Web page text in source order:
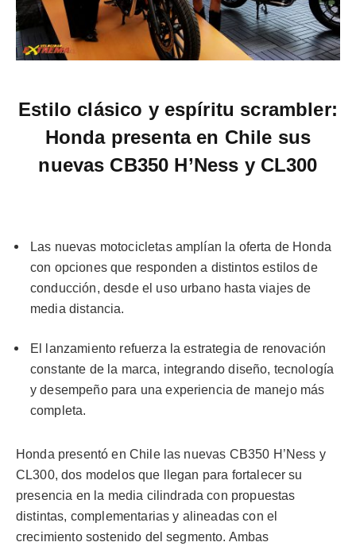
Estilo clásico y espíritu scrambler:
Honda presenta en Chile sus
nuevas CB350 H’Ness y CL300
Las nuevas motocicletas amplían la oferta de Honda
con opciones que responden a distintos estilos de
conducción, desde el uso urbano hasta viajes de
media distancia.
El lanzamiento refuerza la estrategia de renovación
constante de la marca, integrando diseño, tecnología
y desempeño para una experiencia de manejo más
completa.
Honda presentó en Chile las nuevas CB350 H’Ness y
CL300, dos modelos que llegan para fortalecer su
presencia en la media cilindrada con propuestas
distintas, complementarias y alineadas con el
crecimiento sostenido del segmento. Ambas